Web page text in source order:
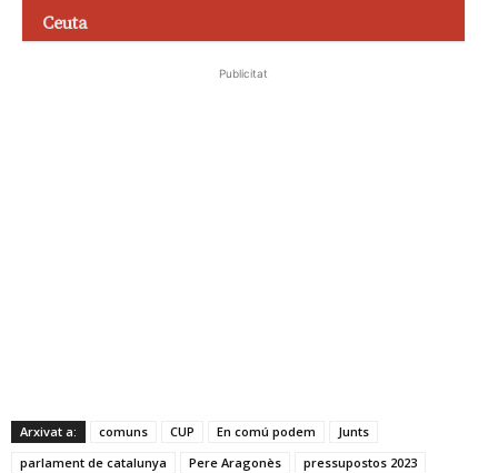
Ceuta
Publicitat
Arxivat a: comuns CUP En comú podem
Junts
parlament de catalunya
Pere Aragonès
pressupostos 2023